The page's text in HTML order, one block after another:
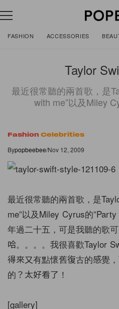
FASHION ACCESSORIES
Taylor
最近很常聽的兩首歌，是
with me”以及Miley
Fashion Celebrities
Bypopbeebee/Nov 12, 2009
最近很常聽的兩首歌，是
me”以及Miley Cyrus的
年過二十五，可是我聽的歌
哈。。。。我很喜歡Taylor
得來又有點懷舊復古的感覺
的？太好看了！
[gallery]